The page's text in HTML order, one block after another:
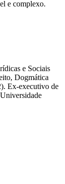
e complexo.
e Sociais
Dogmática
Ex-executivo de